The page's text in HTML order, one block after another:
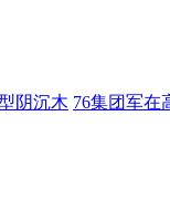
阴沉木 76集团军在